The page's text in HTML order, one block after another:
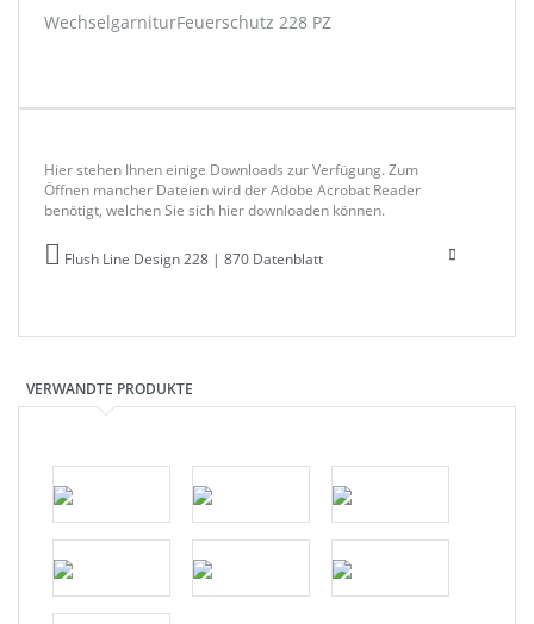
WechselgarniturFeuerschutz 228 PZ
Hier stehen Ihnen einige Downloads zur Verfügung. Zum
Öffnen mancher Dateien wird der Adobe Acrobat Reader
benötigt, welchen Sie sich hier downloaden können.
Flush Line Design 228 | 870 Datenblatt
VERWANDTE PRODUKTE